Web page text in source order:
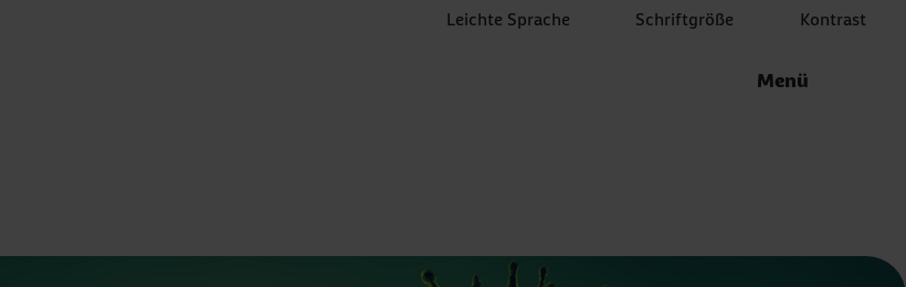
Leichte Sprache Schriftgröße Kontrast
Menü